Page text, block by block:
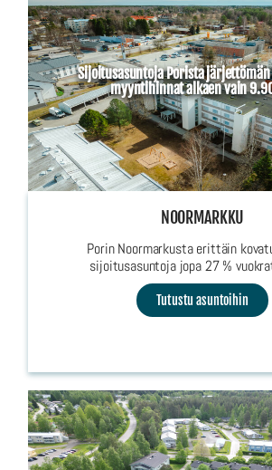
Sijoitusasuntoja Porista
myyntihinnat alkaen vain
NOORMARKKU
Porin Noormarkusta erittäin
sijoitusasuntoja jopa 27 %
Tutustu asuntoihin